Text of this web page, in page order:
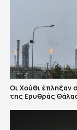
Οι Χούθι έπληξαν
της Ερυθράς